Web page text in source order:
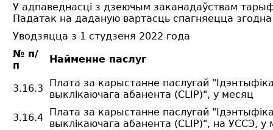
У адпаведнасці з дзеючым заканадаўствам
Падатак на даданую вартасць спагняецца
Уводзяцца з 1 студзеня 2022 года
№ п/
п
Найменне паслуг
3.16.3
Плата за карыстанне паслугай
выклікаючага абанента (CLIP)", у месяц
3.16.4 Плата за карыстанне паслугай
выклікаючага абанента (CLIP)", на УССЭ, у